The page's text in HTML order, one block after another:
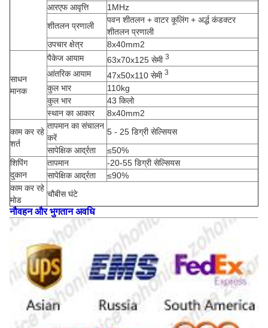
आरएफ आवृत्ति
1MHz
शीतलन प्रणाली
पवन शीतलन + वाटर कूलिंग + अर्द्ध कंडक्टर
शीतलन प्रणाली
उपचार क्षेत्र
8x40mm2
साधन
मानक
पैकेज आयाम 63x70x125 सेमी 3
आंतरिक आयाम 47x50x110 सेमी 3
कुल भार
110kg
कुल भार
43 किलो
स्थान का आकार
8x40mm2
काम कर रहे
शर्त
तापमान का संचालन
करें
5 - 25 डिग्री सेल्सियस
सापेक्षिक आर्द्रता
≤50%
शिपिंग
दुकान
तापमान
-20-55 डिग्री सेल्सियस
सापेक्षिक आर्द्रता
≤90%
काम कर रहे
मोड
चौबीस घंटे
नौवहन और भुगतान अवधि